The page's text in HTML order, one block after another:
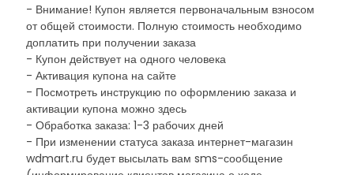
- Внимание! Купон является первоначальным взносом
от общей стоимости. Полную стоимость необходимо
доплатить при получении заказа
- Купон действует на одного человека
- Активация купона на сайте
- Посмотреть инструкцию по оформлению заказа и
активации купона можно здесь
- Обработка заказа: 1-3 рабочих дней
- При изменении статуса заказа интернет-магазин
wdmart.ru будет высылать вам sms-сообщение